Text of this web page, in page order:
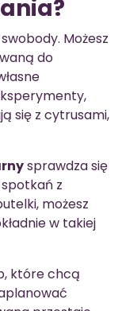
Możesz
do
się z cytrusami,
sprawdza się
z
możesz
w takiej
które chcą